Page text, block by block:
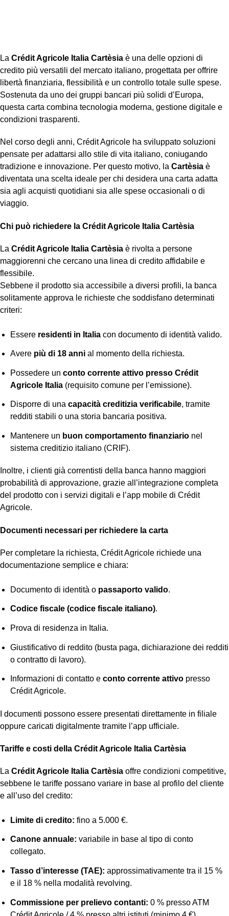
La Crédit Agricole Italia Cartèsia è una delle opzioni di
credito più versatili del mercato italiano, progettata per offrire
libertà finanziaria, flessibilità e un controllo totale sulle spese.
Sostenuta da uno dei gruppi bancari più solidi d’Europa,
questa carta combina tecnologia moderna, gestione digitale e
condizioni trasparenti.
Nel corso degli anni, Crédit Agricole ha sviluppato soluzioni
pensate per adattarsi allo stile di vita italiano, coniugando
tradizione e innovazione. Per questo motivo, la Cartèsia è
diventata una scelta ideale per chi desidera una carta adatta
sia agli acquisti quotidiani sia alle spese occasionali o di
viaggio.
Chi può richiedere la Crédit Agricole Italia Cartèsia
La Crédit Agricole Italia Cartèsia è rivolta a persone
maggiorenni che cercano una linea di credito affidabile e
flessibile.
Sebbene il prodotto sia accessibile a diversi profili, la banca
solitamente approva le richieste che soddisfano determinati
criteri:
Essere residenti in Italia con documento di identità valido.
Avere più di 18 anni al momento della richiesta.
Possedere unconto corrente attivo presso Crédit
Agricole Italia (requisito comune per l’emissione).
Disporre di unacapacità creditizia verificabile, tramite
redditi stabili o una storia bancaria positiva.
Mantenere un buon comportamento finanziario nel
sistema creditizio italiano (CRIF).
Inoltre, i clienti già correntisti della banca hanno maggiori
probabilità di approvazione, grazie all’integrazione completa
del prodotto con i servizi digitali e l’app mobile di Crédit
Agricole.
Documenti necessari per richiedere la carta
Per completare la richiesta, Crédit Agricole richiede una
documentazione semplice e chiara:
Documento di identità o passaporto valido.
Codice fiscale (codice fiscale italiano).
Prova di residenza in Italia.
Giustificativo di reddito (busta paga, dichiarazione dei redditi
o contratto di lavoro).
Informazioni di contatto econto corrente attivo presso
Crédit Agricole.
I documenti possono essere presentati direttamente in filiale
oppure caricati digitalmente tramite l’app ufficiale.
Tariffe e costi della Crédit Agricole Italia Cartèsia
La Crédit Agricole Italia Cartèsia offre condizioni competitive,
sebbene le tariffe possano variare in base al profilo del cliente
e all’uso del credito:
Limite di credito: fino a 5.000 €.
Canone annuale: variabile in base al tipo di conto
collegato.
Tasso d’interesse (TAE): approssimativamente tra il 15 %
e il 18 % nella modalità revolving.
Commissione per prelievo contanti: 0 % presso ATM